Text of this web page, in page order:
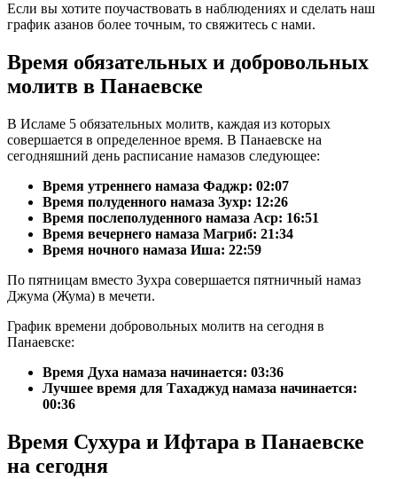
Если вы хотите поучаствовать в наблюдениях и сделать наш
график азанов более точным, то свяжитесь с нами.
Время обязательных и добровольных
молитв в Панаевске
В Исламе 5 обязательных молитв, каждая из которых
совершается в определенное время. В Панаевске на
сегодняшний день расписание намазов следующее:
Время утреннего намаза Фаджр: 02:07
Время полуденного намаза Зухр: 12:26
Время послеполуденного намаза Аср: 16:51
Время вечернего намаза Магриб: 21:34
Время ночного намаза Иша: 22:59
По пятницам вместо Зухра совершается пятничный намаз
Джума (Жума) в мечети.
График времени добровольных молитв на сегодня в
Панаевске:
Время Духа намаза начинается: 03:36
Лучшее время для Тахаджуд намаза начинается:
00:36
Время Сухура и Ифтара в Панаевске
на сегодня